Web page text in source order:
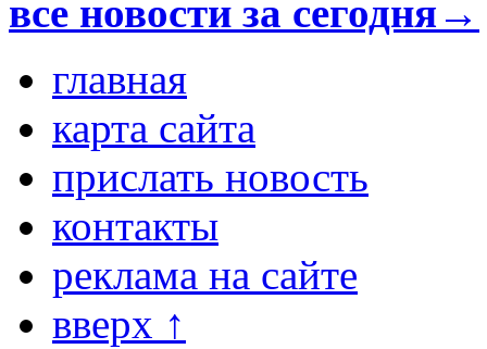
все новости за сегодня→
главная
карта сайта
прислать новость
контакты
реклама на сайте
вверх ↑